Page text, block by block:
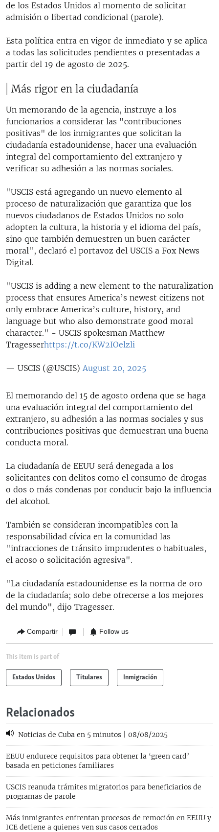
de los Estados Unidos al momento de solicitar
admisión o libertad condicional (parole).
Esta política entra en vigor de inmediato y se aplica
a todas las solicitudes pendientes o presentadas a
partir del 19 de agosto de 2025.
Más rigor en la ciudadanía
Un memorando de la agencia, instruye a los
funcionarios a considerar las "contribuciones
positivas" de los inmigrantes que solicitan la
ciudadanía estadounidense, hacer una evaluación
integral del comportamiento del extranjero y
verificar su adhesión a las normas sociales.
"USCIS está agregando un nuevo elemento al
proceso de naturalización que garantiza que los
nuevos ciudadanos de Estados Unidos no solo
adopten la cultura, la historia y el idioma del país,
sino que también demuestren un buen carácter
moral", declaró el portavoz del USCIS a Fox News
Digital.
"USCIS is adding a new element to the naturalization
process that ensures America’s newest citizens not
only embrace America’s culture, history, and
language but who also demonstrate good moral
character." - USCIS spokesman Matthew
Tragesserhttps://t.co/KW2IOelzli
— USCIS (@USCIS) August 20, 2025
El memorando del 15 de agosto ordena que se haga
una evaluación integral del comportamiento del
extranjero, su adhesión a las normas sociales y sus
contribuciones positivas que demuestran una buena
conducta moral.
La ciudadanía de EEUU será denegada a los
solicitantes con delitos como el consumo de drogas
o dos o más condenas por conducir bajo la influencia
del alcohol.
También se consideran incompatibles con la
responsabilidad cívica en la comunidad las
"infracciones de tránsito imprudentes o habituales,
el acoso o solicitación agresiva".
"La ciudadanía estadounidense es la norma de oro
de la ciudadanía; solo debe ofrecerse a los mejores
del mundo", dijo Tragesser.
Compartir Follow us
This item is part of
Estados Unidos Titulares Inmigración
Relacionados
Noticias de Cuba en 5 minutos | 08/08/2025
EEUU endurece requisitos para obtener la ‘green card’
basada en peticiones familiares
USCIS reanuda trámites migratorios para beneficiarios de
programas de parole
Más inmigrantes enfrentan procesos de remoción en EEUU y
ICE detiene a quienes ven sus casos cerrados